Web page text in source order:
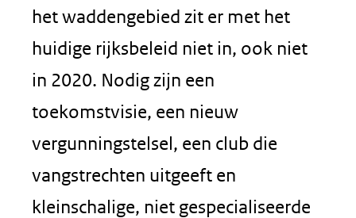
het waddengebied zit er met het
huidige rijksbeleid niet in, ook niet
in 2020. Nodig zijn een
toekomstvisie, een nieuw
vergunningstelsel, een club die
vangstrechten uitgeeft en
kleinschalige, niet gespecialiseerde